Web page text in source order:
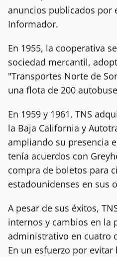
anuncios publicados por
Informador.
En 1955, la cooperativa
sociedad mercantil,
"Transportes Norte de
una flota de 200
En 1959 y 1961, TNS
la Baja California y
ampliando su presencia
tenía acuerdos con
compra de boletos para
estadounidenses en sus
A pesar de sus éxitos,
internos y cambios en la
administrativo en cuatro
En un esfuerzo por evitar